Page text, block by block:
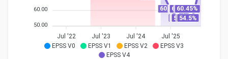
EPSS V0 EPSS V1 EPSS V2
EPSS V3
EPSS V4
60.00
50.00
60.45%
54.5%
60.45%
54.5%
60.45%
54.5%
60.45%
54.5%
60.45%
54.5%
60.45%
54.5%
60.45%
54.5%
60.45%
54.5%
60.45%
54.5%
60.45%
54.5%
60.45%
54.5%
Jul '22 Jul '23 Jul '24 Jul '25